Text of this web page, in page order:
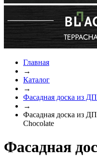
Главная
→
Каталог
→
Фасадная доска из
→
Фасадная доска из
Chocolate
Фасадная